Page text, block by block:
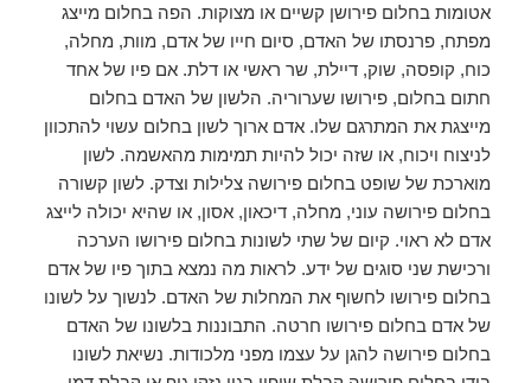
אטומות בחלום פירושן קשיים או מצוקות. הפה בחלום מייצג
מפתח, פרנסתו של האדם, סיום חייו של אדם, מוות, מחלה,
כוח, קופסה, שוק, דיילת, שר ראשי או דלת. אם פיו של אחד
חתום בחלום, פירושו שערוריה. הלשון של האדם בחלום
מייצגת את המתרגם שלו. אדם ארוך לשון בחלום עשוי להתכוון
לניצוח ויכוח, או שזה יכול להיות תמימות מהאשמה. לשון
מוארכת של שופט בחלום פירושה צלילות וצדק. לשון קשורה
בחלום פירושה עוני, מחלה, דיכאון, אסון, או שהיא יכולה לייצג
אדם לא ראוי. קיום של שתי לשונות בחלום פירושו הערכה
ורכישת שני סוגים של ידע. לראות מה נמצא בתוך פיו של אדם
בחלום פירושו לחשוף את המחלות של האדם. לנשוך על לשונו
של אדם בחלום פירושו חרטה. התבוננות בלשונו של האדם
בחלום פירושה להגן על עצמו מפני מלכודות. נשיאת לשונו